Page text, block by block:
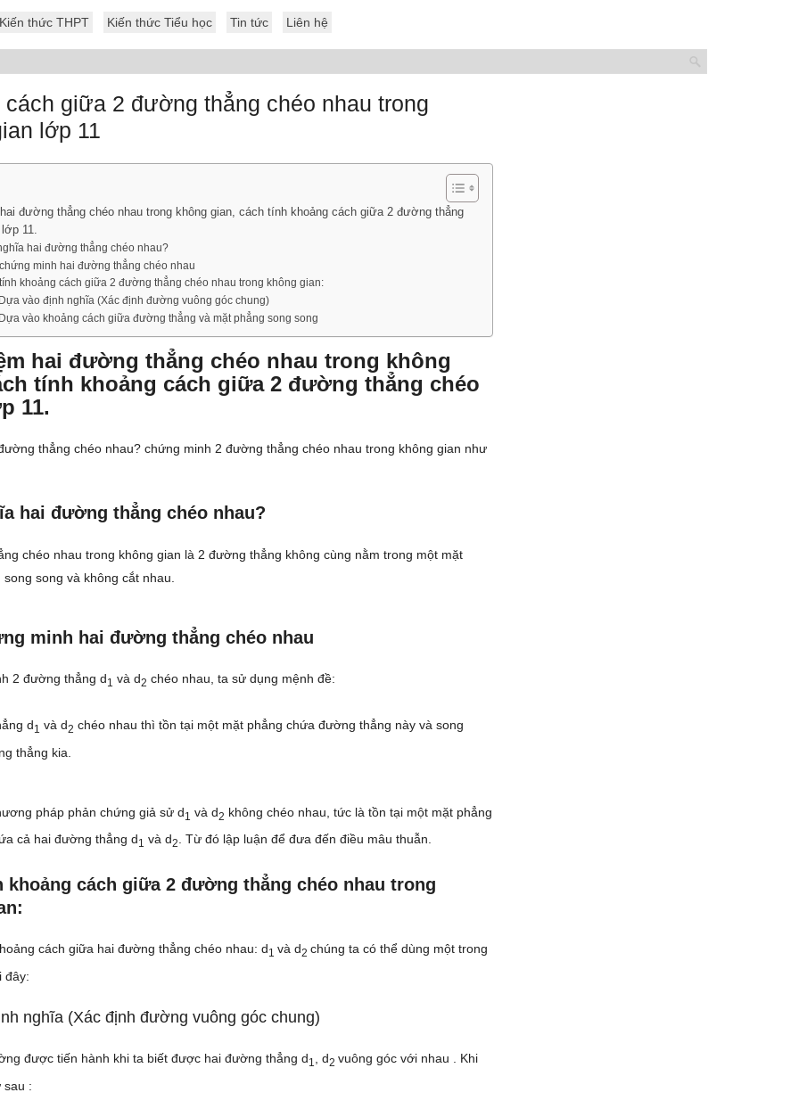
Kiến thức THPT Kiến thức Tiểu học Tin tức Liên hệ
cách giữa 2 đường thẳng chéo nhau trong
lớp 11
đường thẳng chéo nhau trong không gian, cách tính khoảng cách giữa 2 đường thẳng
11.
hai đường thẳng chéo nhau?
minh hai đường thẳng chéo nhau
khoảng cách giữa 2 đường thẳng chéo nhau trong không gian:
Dựa vào định nghĩa (Xác định đường vuông góc chung)
Dựa vào khoảng cách giữa đường thẳng và mặt phẳng song song
hai đường thẳng chéo nhau trong không
tính khoảng cách giữa 2 đường thẳng chéo
11.
thẳng chéo nhau? chứng minh 2 đường thẳng chéo nhau trong không gian như
hai đường thẳng chéo nhau?
chéo nhau trong không gian là 2 đường thẳng không cùng nằm trong một mặt
song và không cắt nhau.
minh hai đường thẳng chéo nhau
2 đường thẳng d1 và d2 chéo nhau, ta sử dụng mệnh đề:
d1 và d2 chéo nhau thì tồn tại một mặt phẳng chứa đường thẳng này và song
thẳng kia.
pháp phản chứng giả sử d1 và d2 không chéo nhau, tức là tồn tại một mặt phẳng
cả hai đường thẳng d1 và d2. Từ đó lập luận để đưa đến điều mâu thuẫn.
khoảng cách giữa 2 đường thẳng chéo nhau trong
cách giữa hai đường thẳng chéo nhau: d1 và d2 chúng ta có thể dùng một trong
đây:
nghĩa (Xác định đường vuông góc chung)
được tiến hành khi ta biết được hai đường thẳng d1 , d2 vuông góc với nhau . Khi
sau :